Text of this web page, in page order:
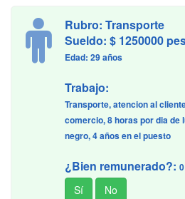
Rubro: Transporte
Sueldo: $ 1250000
Edad: 29 años
Trabajo:
Transporte, atencion al
comercio, 8 horas por dia de
negro, 4 años en el puesto
¿Bien remunerado?: